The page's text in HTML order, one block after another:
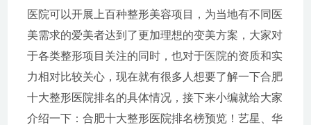
医院可以开展上百种整形美容项目，为当地有不同医
美需求的爱美者达到了更加理想的变美方案，大家对
于各类整形项目关注的同时，也对于医院的资质和实
力相对比较关心，现在就有很多人想要了解一下合肥
十大整形医院排名的具体情况，接下来小编就给大家
介绍一下：合肥十大整形医院排名榜预览！艺星、华